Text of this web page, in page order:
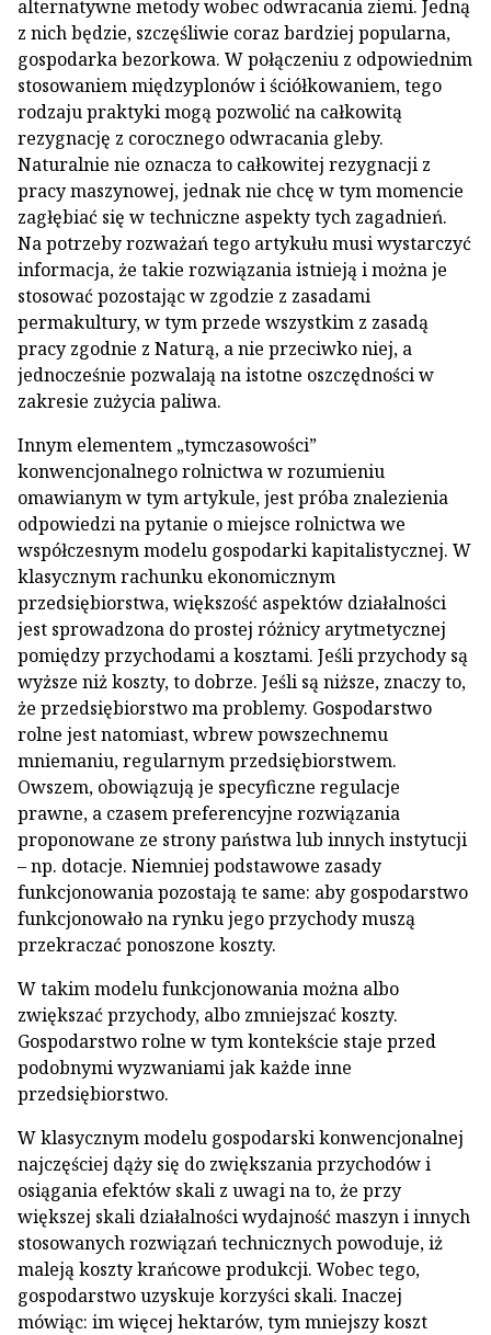
alternatywne metody wobec odwracania ziemi. Jedną
z nich będzie, szczęśliwie coraz bardziej popularna,
gospodarka bezorkowa. W połączeniu z odpowiednim
stosowaniem międzyplonów i ściółkowaniem, tego
rodzaju praktyki mogą pozwolić na całkowitą
rezygnację z corocznego odwracania gleby.
Naturalnie nie oznacza to całkowitej rezygnacji z
pracy maszynowej, jednak nie chcę w tym momencie
zagłębiać się w techniczne aspekty tych zagadnień.
Na potrzeby rozważań tego artykułu musi wystarczyć
informacja, że takie rozwiązania istnieją i można je
stosować pozostając w zgodzie z zasadami
permakultury, w tym przede wszystkim z zasadą
pracy zgodnie z Naturą, a nie przeciwko niej, a
jednocześnie pozwalają na istotne oszczędności w
zakresie zużycia paliwa.
Innym elementem „tymczasowości”
konwencjonalnego rolnictwa w rozumieniu
omawianym w tym artykule, jest próba znalezienia
odpowiedzi na pytanie o miejsce rolnictwa we
współczesnym modelu gospodarki kapitalistycznej. W
klasycznym rachunku ekonomicznym
przedsiębiorstwa, większość aspektów działalności
jest sprowadzona do prostej różnicy arytmetycznej
pomiędzy przychodami a kosztami. Jeśli przychody są
wyższe niż koszty, to dobrze. Jeśli są niższe, znaczy to,
że przedsiębiorstwo ma problemy. Gospodarstwo
rolne jest natomiast, wbrew powszechnemu
mniemaniu, regularnym przedsiębiorstwem.
Owszem, obowiązują je specyficzne regulacje
prawne, a czasem preferencyjne rozwiązania
proponowane ze strony państwa lub innych instytucji
– np. dotacje. Niemniej podstawowe zasady
funkcjonowania pozostają te same: aby gospodarstwo
funkcjonowało na rynku jego przychody muszą
przekraczać ponoszone koszty.
W takim modelu funkcjonowania można albo
zwiększać przychody, albo zmniejszać koszty.
Gospodarstwo rolne w tym kontekście staje przed
podobnymi wyzwaniami jak każde inne
przedsiębiorstwo.
W klasycznym modelu gospodarski konwencjonalnej
najczęściej dąży się do zwiększania przychodów i
osiągania efektów skali z uwagi na to, że przy
większej skali działalności wydajność maszyn i innych
stosowanych rozwiązań technicznych powoduje, iż
maleją koszty krańcowe produkcji. Wobec tego,
gospodarstwo uzyskuje korzyści skali. Inaczej
mówiąc: im więcej hektarów, tym mniejszy koszt